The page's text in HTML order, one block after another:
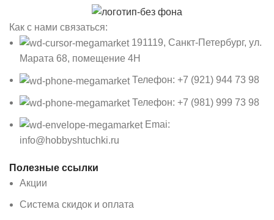
Как с нами связаться:
191119, Санкт-Петербург, ул.
Марата 68, помещение 4Н
Телефон: +7 (921) 944 73 98
Телефон: +7 (981) 999 73 98
Emai:
info@hobbyshtuchki.ru
Полезные ссылки
Акции
Система скидок и оплата